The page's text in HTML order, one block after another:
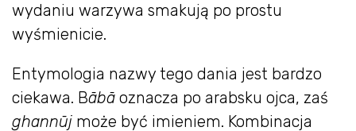
wydaniu warzywa smakują po prostu
wyśmienicie.
Entymologia nazwy tego dania jest bardzo
ciekawa. Bābā oznacza po arabsku ojca, zaś
ghannūj może być imieniem. Kombinacja